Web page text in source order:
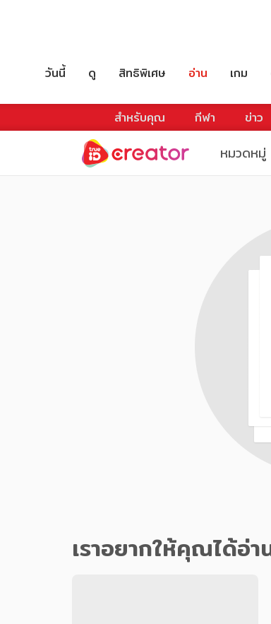
วันนี้ ดู สิทธิพิเศษ อ่าน เกม
สำหรับคุณ กีฬา ข่าว
หมวดหมู่
เราอยากให้คุณได้อ่า